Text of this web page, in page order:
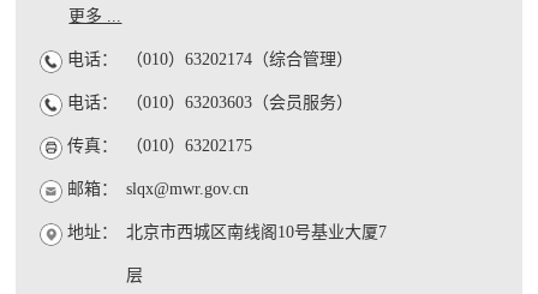
更多 ...
电话： （010）63202174（综合管理）
电话： （010）63203603（会员服务）
传真： （010）63202175
邮箱： slqx@mwr.gov.cn
地址： 北京市西城区南线阁10号基业大厦7
层